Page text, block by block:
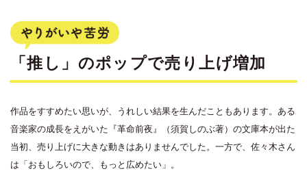
「推し」のポップで売り上げ増加
作品をすすめたい思いが、うれしい結果を生んだこともあります。ある
音楽家の成長をえがいた『革命前夜』（須賀しのぶ著）の文庫本が出た
当初、売り上げに大きな動きはありませんでした。一方で、佐々木さん
は「おもしろいので、もっと広めたい」。